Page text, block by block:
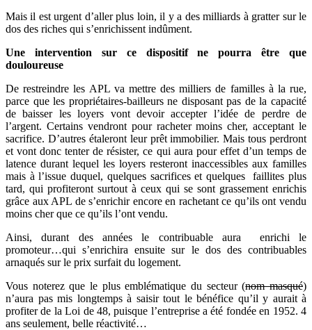
Mais il est urgent d’aller plus loin, il y a des milliards à gratter sur le
dos des riches qui s’enrichissent indûment.
Une intervention sur ce dispositif ne pourra être que
douloureuse
De restreindre les APL va mettre des milliers de familles à la rue,
parce que les propriétaires-bailleurs ne disposant pas de la capacité
de baisser les loyers vont devoir accepter l’idée de perdre de
l’argent. Certains vendront pour racheter moins cher, acceptant le
sacrifice. D’autres étaleront leur prêt immobilier. Mais tous perdront
et vont donc tenter de résister, ce qui aura pour effet d’un temps de
latence durant lequel les loyers resteront inaccessibles aux familles
mais à l’issue duquel, quelques sacrifices et quelques faillites plus
tard, qui profiteront surtout à ceux qui se sont grassement enrichis
grâce aux APL de s’enrichir encore en rachetant ce qu’ils ont vendu
moins cher que ce qu’ils l’ont vendu.
Ainsi, durant des années le contribuable aura enrichi le
promoteur…qui s’enrichira ensuite sur le dos des contribuables
arnaqués sur le prix surfait du logement.
Vous noterez que le plus emblématique du secteur (nom masqué)
n’aura pas mis longtemps à saisir tout le bénéfice qu’il y aurait à
profiter de la Loi de 48, puisque l’entreprise a été fondée en 1952. 4
ans seulement, belle réactivité…